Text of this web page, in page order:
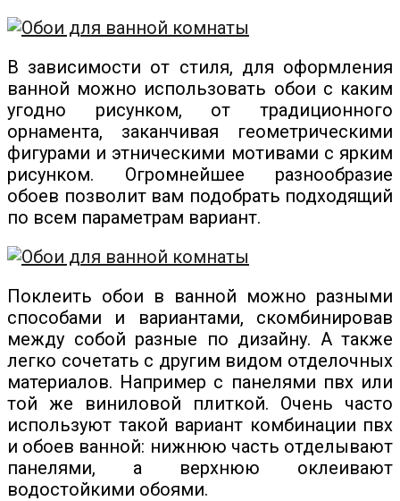
В зависимости от стиля, для оформления
ванной можно использовать обои с каким
угодно рисунком, от традиционного
орнамента, заканчивая геометрическими
фигурами и этническими мотивами с ярким
рисунком. Огромнейшее разнообразие
обоев позволит вам подобрать подходящий
по всем параметрам вариант.
Поклеить обои в ванной можно разными
способами и вариантами, скомбинировав
между собой разные по дизайну. А также
легко сочетать с другим видом отделочных
материалов. Например с панелями пвх или
той же виниловой плиткой. Очень часто
используют такой вариант комбинации пвх
и обоев ванной: нижнюю часть отделывают
панелями, а верхнюю оклеивают
водостойкими обоями.